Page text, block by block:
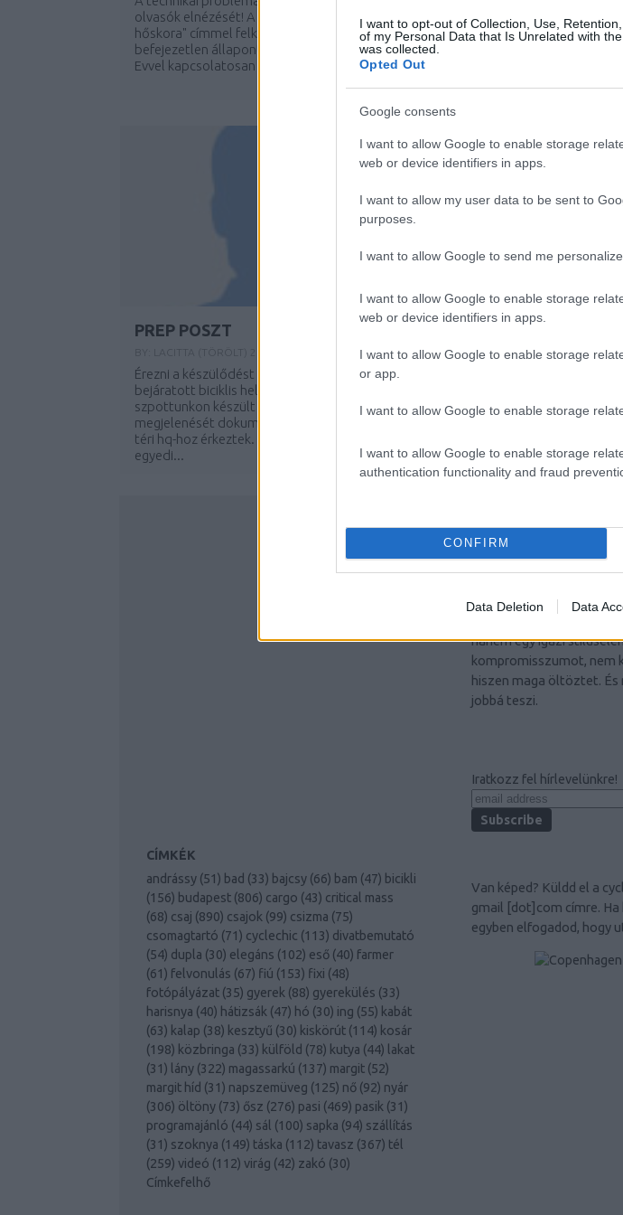
I want to opt-out of Collection, Use,
of my Personal Data that Is Unrelated with
was collected.
Opted Out
Google consents
I want to allow Google to enable storage
web or device identifiers in apps.
I want to allow my user data to be sent to
purposes.
I want to allow Google to send me
I want to allow Google to enable storage
web or device identifiers in apps.
I want to allow Google to enable storage
or app.
I want to allow Google to enable storage
I want to allow Google to enable storage
authentication functionality and fraud
CONFIRM
Data Deletion Data
olvasók elnézését! A "A női kerékpározás
hőskora" címmel felkerült bejegyzésünk még
befejezetlen állapontában került publikálásra.
Evvel kapcsolatosan már előljáróban...
az autó helyett,
világ egyik
PREP POSZT
Érezni a készülődést a városban, főleg a
bejáratott biciklis helyeken. Tegnapi random
szpottunkon készült képünkön két hölgy
megjelenését dokumentáltuk, amint a jókai
téri hq-hoz érkeztek. Az öltözet nagyon
egyedi...
TŰZOLTÓ LESZEK...
BY: LACITTA (TÖRÖLT)2009.
alapozva úgy gondoltuk,
arról: vajon milyen lehet
CÍMKÉK
andrássy (51) bad (33) bajcsy (66) bam (47) bicikli
(156) budapest (806) cargo (43) critical mass
(68) csaj (890) csajok (99) csizma (75)
csomagtartó (71) cyclechic (113) divatbemutató
(54) dupla (30) elegáns (102) eső (40) farmer
(61) felvonulás (67) fiú (153) fixi (48)
fotópályázat (35) gyerek (88) gyerekülés (33)
harisnya (40) hátizsák (47) hó (30) ing (55) kabát
(63) kalap (38) kesztyű (30) kiskörút (114) kosár
(198) közbringa (33) külföld (78) kutya (44) lakat
(31) lány (322) magassarkú (137) margit (52)
margit híd (31) napszemüveg (125) nő (92) nyár
(306) öltöny (73) ősz (276) pasi (469) pasik (31)
programajánló (44) sál (100) sapka (94) szállítás
(31) szoknya (149) táska (112) tavasz (367) tél
(259) videó (112) virág (42) zakó (30)
Címkefelhő
hanem egy igazi
kompromisszumot, nem
hiszen maga öltöztet. És
jobbá teszi.
Iratkozz fel hírlevelünkre!
Van képed? Küldd el a
gmail [dot]com címre.
egyben elfogadod, hogy